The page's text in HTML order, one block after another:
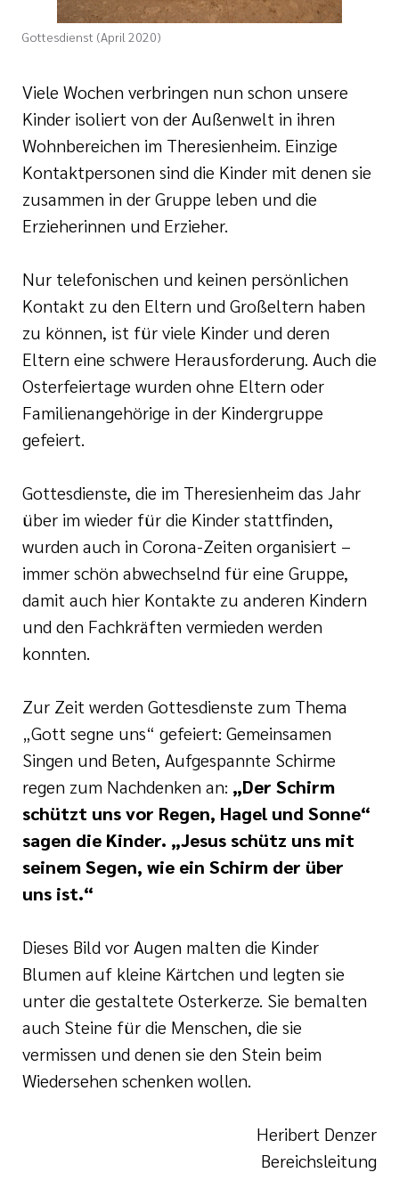
Gottesdienst (April 2020)
Viele Wochen verbringen nun schon unsere
Kinder isoliert von der Außenwelt in ihren
Wohnbereichen im Theresienheim. Einzige
Kontaktpersonen sind die Kinder mit denen sie
zusammen in der Gruppe leben und die
Erzieherinnen und Erzieher.
Nur telefonischen und keinen persönlichen
Kontakt zu den Eltern und Großeltern haben
zu können, ist für viele Kinder und deren
Eltern eine schwere Herausforderung. Auch die
Osterfeiertage wurden ohne Eltern oder
Familienangehörige in der Kindergruppe
gefeiert.
Gottesdienste, die im Theresienheim das Jahr
über im wieder für die Kinder stattfinden,
wurden auch in Corona-Zeiten organisiert –
immer schön abwechselnd für eine Gruppe,
damit auch hier Kontakte zu anderen Kindern
und den Fachkräften vermieden werden
konnten.
Zur Zeit werden Gottesdienste zum Thema
„Gott segne uns“ gefeiert: Gemeinsamen
Singen und Beten, Aufgespannte Schirme
regen zum Nachdenken an: „Der Schirm
schützt uns vor Regen, Hagel und Sonne“
sagen die Kinder. „Jesus schütz uns mit
seinem Segen, wie ein Schirm der über
uns ist.“
Dieses Bild vor Augen malten die Kinder
Blumen auf kleine Kärtchen und legten sie
unter die gestaltete Osterkerze. Sie bemalten
auch Steine für die Menschen, die sie
vermissen und denen sie den Stein beim
Wiedersehen schenken wollen.
Heribert Denzer
Bereichsleitung